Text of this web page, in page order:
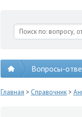
Вопросы-
Главная > Справочник>